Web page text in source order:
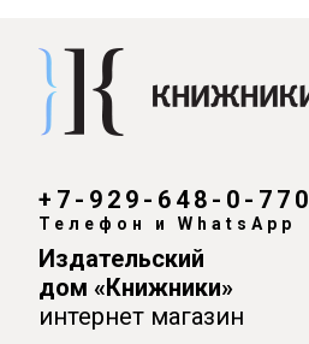
+7-929-648-0-770
Телефон и WhatsApp
Издательский
дом «Книжники»
интернет магазин